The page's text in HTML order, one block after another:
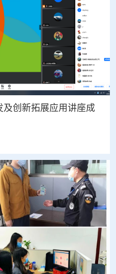
创新拓展应用讲座成